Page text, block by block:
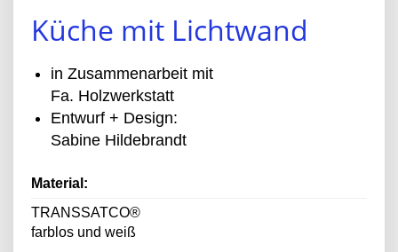
Küche mit Lichtwand
in Zusammenarbeit mit
Fa. Holzwerkstatt
Entwurf + Design:
Sabine Hildebrandt
Material:
TRANSSATCO®
farblos und weiß